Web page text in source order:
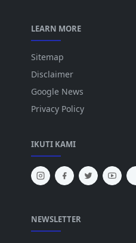
LEARN MORE
Sitemap
Disclaimer
Google News
Privacy Policy
IKUTI KAMI
NEWSLETTER